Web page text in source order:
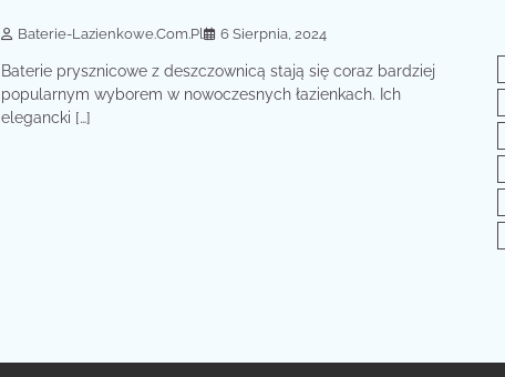
Baterie-Lazienkowe.com.pl 6 Sierpnia, 2024
Baterie prysznicowe z deszczownicą stają się coraz bardziej
popularnym wyborem w nowoczesnych łazienkach. Ich
elegancki […]